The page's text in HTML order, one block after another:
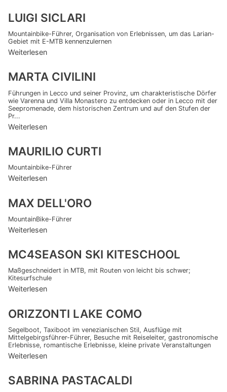
LUIGI SICLARI
Mountainbike-Führer, Organisation von Erlebnissen, um das Larian-
Gebiet mit E-MTB kennenzulernen
Weiterlesen
MARTA CIVILINI
Führungen in Lecco und seiner Provinz, um charakteristische Dörfer
wie Varenna und Villa Monastero zu entdecken oder in Lecco mit der
Seepromenade, dem historischen Zentrum und auf den Stufen der
Pr...
Weiterlesen
MAURILIO CURTI
Mountainbike-Führer
Weiterlesen
MAX DELL'ORO
MountainBike-Führer
Weiterlesen
MC4SEASON SKI KITESCHOOL
Maßgeschneidert in MTB, mit Routen von leicht bis schwer;
Kitesurfschule
Weiterlesen
ORIZZONTI LAKE COMO
Segelboot, Taxiboot im venezianischen Stil, Ausflüge mit
Mittelgebirgsführer-Führer, Besuche mit Reiseleiter, gastronomische
Erlebnisse, romantische Erlebnisse, kleine private Veranstaltungen
Weiterlesen
SABRINA PASTACALDI